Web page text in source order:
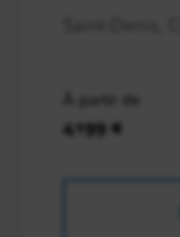
À partir de
4199 €